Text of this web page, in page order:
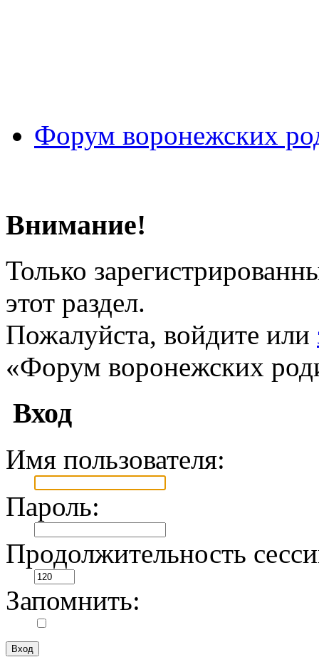
Форум воронежских
Внимание!
Только
этот раздел.
Пожалуйста, войдите или
«Форум воронежских
Вход
Имя пользователя:
Пароль:
Продолжительность
Запомнить: